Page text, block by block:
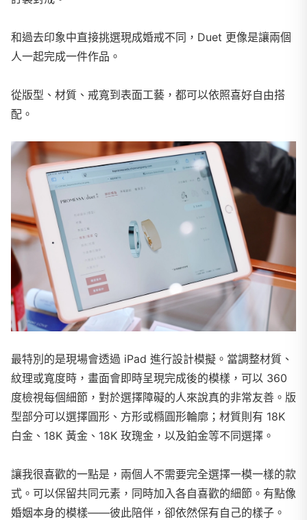
和過去印象中直接挑選現成婚戒不同，Duet 更像是讓兩個
人一起完成一件作品。
從版型、材質、戒寬到表面工藝，都可以依照喜好自由搭
配。
最特別的是現場會透過 iPad 進行設計模擬。當調整材質、
紋理或寬度時，畫面會即時呈現完成後的模樣，可以 360
度檢視每個細節，對於選擇障礙的人來說真的非常友善。版
型部分可以選擇圓形、方形或橢圓形輪廓；材質則有 18K
白金、18K 黃金、18K 玫瑰金，以及鉑金等不同選擇。
讓我很喜歡的一點是，兩個人不需要完全選擇一模一樣的款
式。可以保留共同元素，同時加入各自喜歡的細節。有點像
婚姻本身的模樣——彼此陪伴，卻依然保有自己的樣子。